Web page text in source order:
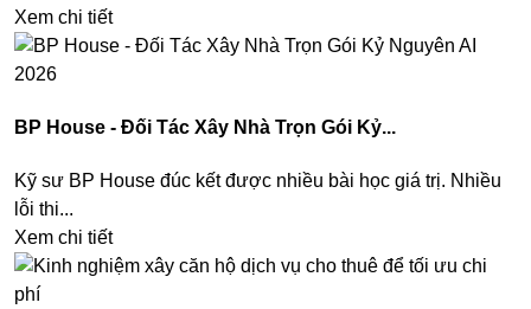
Xem chi tiết
BP House - Đối Tác Xây Nhà Trọn Gói Kỷ...
Kỹ sư BP House đúc kết được nhiều bài học giá trị. Nhiều
lỗi thi...
Xem chi tiết